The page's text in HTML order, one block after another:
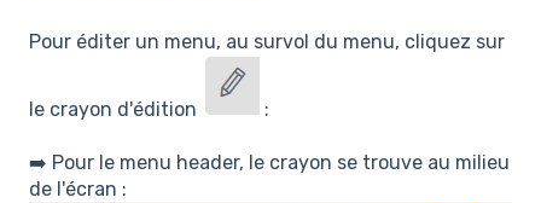
Pour éditer un menu, au survol du menu, cliquez sur
le crayon d'édition :
➡️ Pour le menu header, le crayon se trouve au milieu
de l'écran :